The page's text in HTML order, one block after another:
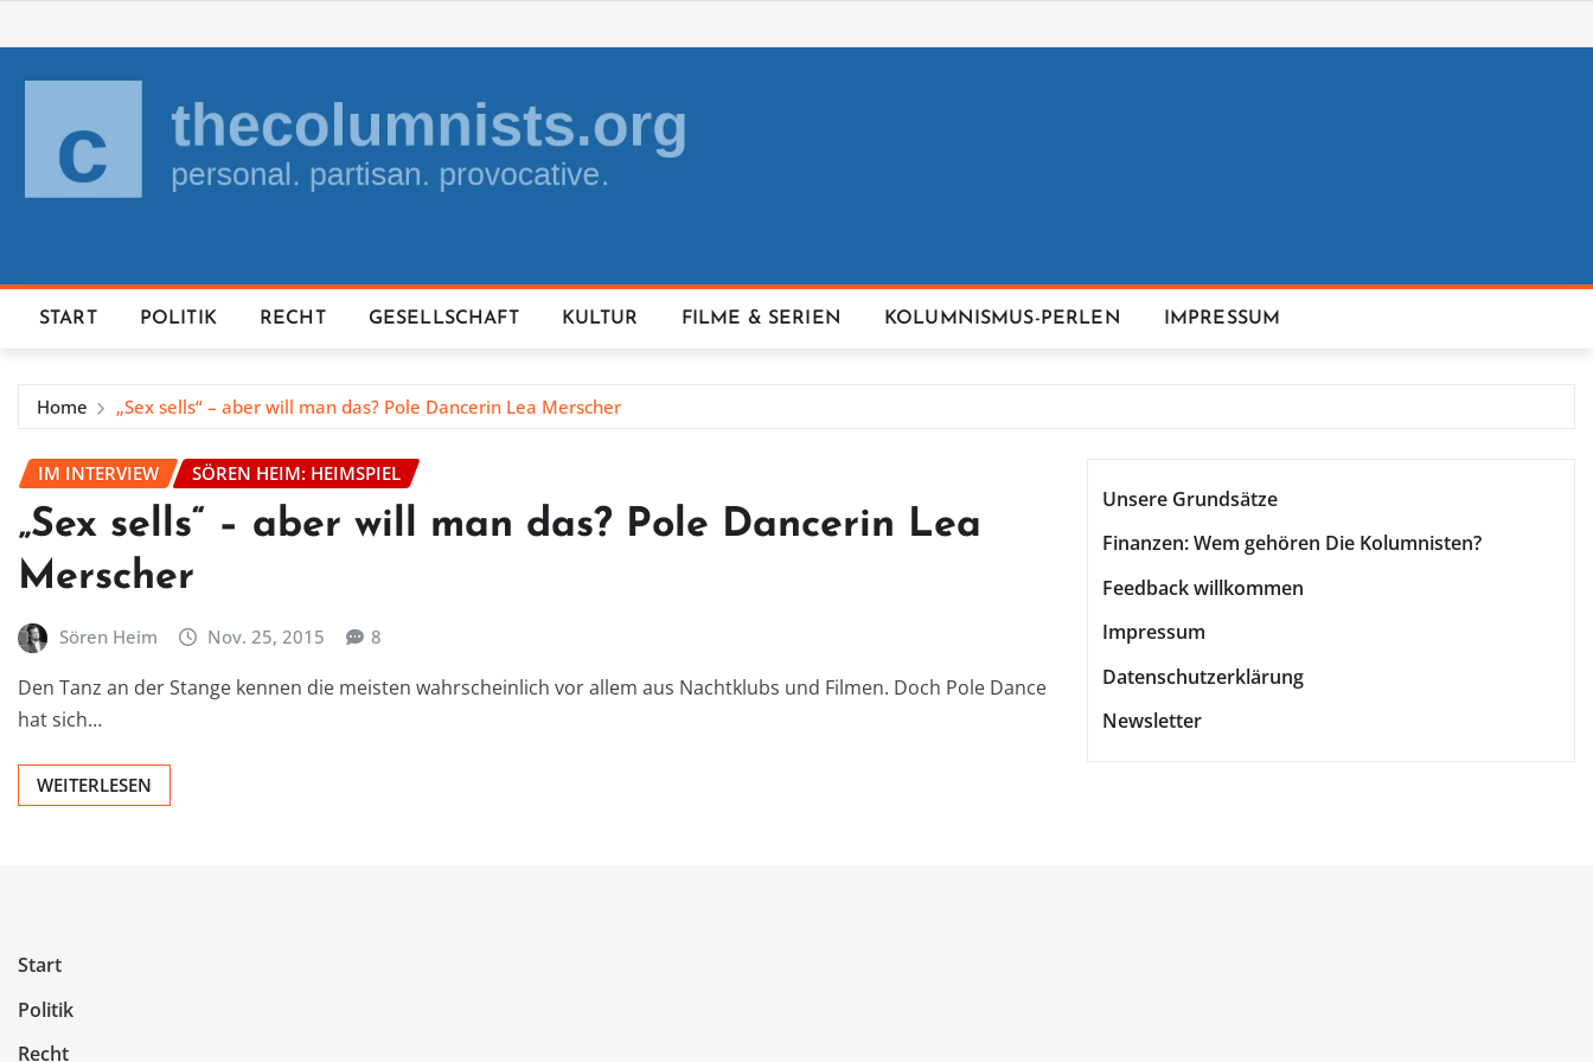
to
content
START POLITIK RECHT GESELLSCHAFT KULTUR FILME & SERIEN KOLUMNISMUS-PERLEN IMPRESSUM
Home „Sex sells“ – aber will man das? Pole Dancerin Lea Merscher
IM INTERVIEW SÖREN HEIM: HEIMSPIEL
„Sex sells“ – aber will man das? Pole Dancerin Lea
Merscher
Sören Heim Nov. 25, 2015 8
Den Tanz an der Stange kennen die meisten wahrscheinlich vor allem aus Nachtklubs und Filmen. Doch Pole Dance
hat sich…
WEITERLESEN
Unsere Grundsätze
Finanzen: Wem gehören Die Kolumnisten?
Feedback willkommen
Impressum
Datenschutzerklärung
Newsletter
Start
Politik
Recht